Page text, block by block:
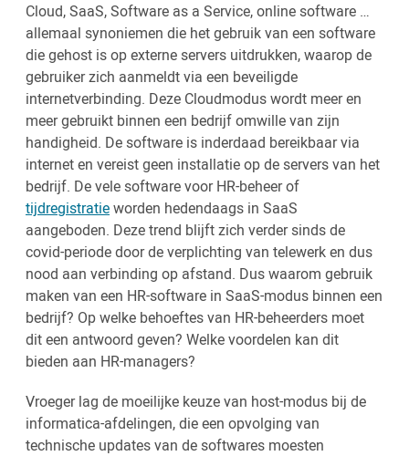
Cloud, SaaS, Software as a Service, online software …
allemaal synoniemen die het gebruik van een software
die gehost is op externe servers uitdrukken, waarop de
gebruiker zich aanmeldt via een beveiligde
internetverbinding. Deze Cloudmodus wordt meer en
meer gebruikt binnen een bedrijf omwille van zijn
handigheid. De software is inderdaad bereikbaar via
internet en vereist geen installatie op de servers van het
bedrijf. De vele software voor HR-beheer of
tijdregistratieworden hedendaags in SaaS
aangeboden. Deze trend blijft zich verder sinds de
covid-periode door de verplichting van telewerk en dus
nood aan verbinding op afstand. Dus waarom gebruik
maken van een HR-software in SaaS-modus binnen een
bedrijf? Op welke behoeftes van HR-beheerders moet
dit een antwoord geven? Welke voordelen kan dit
bieden aan HR-managers?
Vroeger lag de moeilijke keuze van host-modus bij de
informatica-afdelingen, die een opvolging van
technische updates van de softwares moesten